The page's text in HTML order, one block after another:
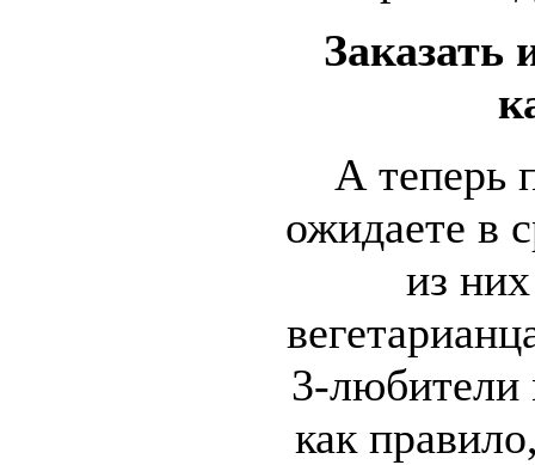
Заказать
А теперь
ожидаете в
из
3-любители
как